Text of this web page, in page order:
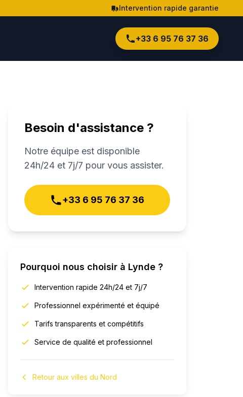
Intervention rapide garantie
+33 6 95 76 37 36
Besoin d'assistance ?
Notre équipe est disponible
24h/24 et 7j/7 pour vous assister.
+33 6 95 76 37 36
Pourquoi nous choisir à Lynde ?
Intervention rapide 24h/24 et 7j/7
Professionnel expérimenté et équipé
Tarifs transparents et compétitifs
Service de qualité et professionnel
Retour aux villes du Nord